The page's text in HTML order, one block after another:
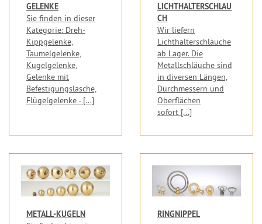
GELENKE
Sie finden in dieser
Kategorie: Dreh-
Kippgelenke,
Taumelgelenke,
Kugelgelenke,
Gelenke mit
Befestigungslasche,
Flügelgelenke - [...]
LICHTHALTERSCHLAU
CH
Wir liefern
Lichthalterschläuche
ab Lager. Die
Metallschläuche sind
in diversen Längen,
Durchmessern und
Oberflächen
sofort [...]
METALL-KUGELN RINGNIPPEL